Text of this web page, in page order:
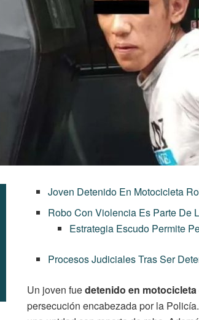
Joven Detenido En Motocicleta
Robo Con Violencia Es Parte De
Estrategia Escudo Permite
Procesos Judiciales Tras Ser
Un joven fuedetenido en motocicleta
persecución encabezada por la